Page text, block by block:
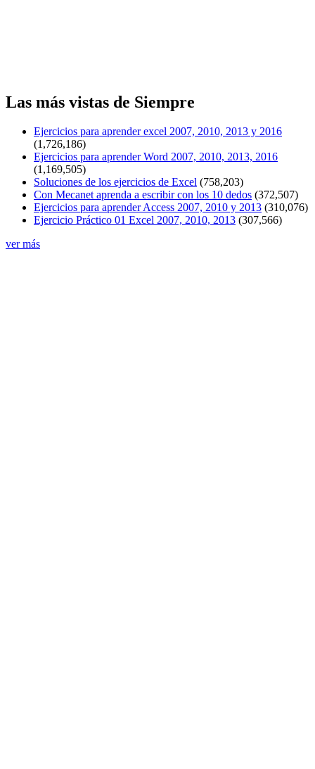
Las más vistas de Siempre
Ejercicios para aprender excel 2007, 2010, 2013 y 2016
(1,726,186)
Ejercicios para aprender Word 2007, 2010, 2013, 2016
(1,169,505)
Soluciones de los ejercicios de Excel (758,203)
Con Mecanet aprenda a escribir con los 10 dedos (372,507)
Ejercicios para aprender Access 2007, 2010 y 2013 (310,076)
Ejercicio Práctico 01 Excel 2007, 2010, 2013 (307,566)
ver más